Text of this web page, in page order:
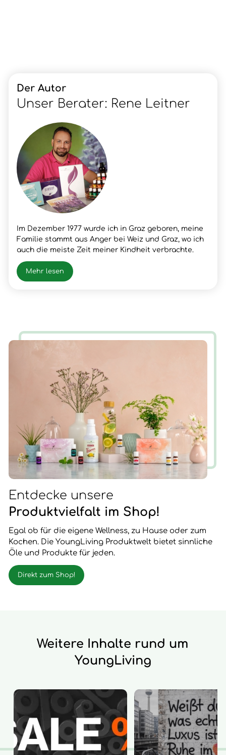
Der Autor
Unser Berater: Rene Leitner
Im Dezember 1977 wurde ich in Graz geboren, meine
Familie stammt aus Anger bei Weiz und Graz, wo ich
auch die meiste Zeit meiner Kindheit verbrachte.
Nach meinem Schulabschluss lernte ich den Beruf
meines Vaters, Fleischer, wo ich dann auch die
Gesellen- und Meister Prüfung positiv absolvierte.
brachte. Nun ist die Zeit gekommen, wieder AUF ZU
Mehr lesen
Entdecke unsere
Produktvielfalt im Shop!
Egal ob für die eigene Wellness, zu Hause oder zum
Kochen. Die YoungLiving Produktwelt bietet sinnliche
Öle und Produkte für jeden.
Direkt zum Shop!
Weitere Inhalte rund um
YoungLiving